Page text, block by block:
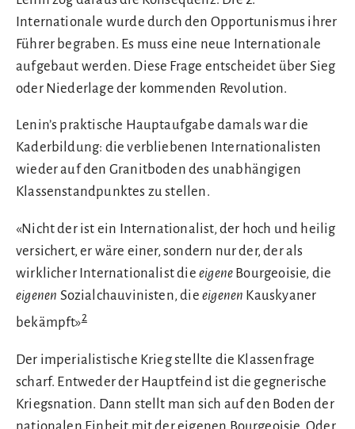
Internationale wurde durch den Opportunismus ihrer
Führer begraben. Es muss eine neue Internationale
aufgebaut werden. Diese Frage entscheidet über Sieg
oder Niederlage der kommenden Revolution.
Lenin’s praktische Hauptaufgabe damals war die
Kaderbildung: die verbliebenen Internationalisten
wieder auf den Granitboden des unabhängigen
Klassenstandpunktes zu stellen.
«Nicht der ist ein Internationalist, der hoch und heilig
versichert, er wäre einer, sondern nur der, der als
wirklicher Internationalist die eigene Bourgeoisie, die
eigenen Sozialchauvinisten, die eigenen Kauskyaner
bekämpft»2
Der imperialistische Krieg stellte die Klassenfrage
scharf. Entweder der Hauptfeind ist die gegnerische
Kriegsnation. Dann stellt man sich auf den Boden der